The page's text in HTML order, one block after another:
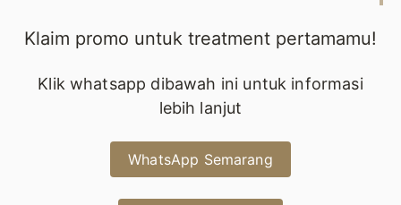
Klaim promo untuk treatment pertamamu!
Klik whatsapp dibawah ini untuk informasi
lebih lanjut
WhatsApp Semarang